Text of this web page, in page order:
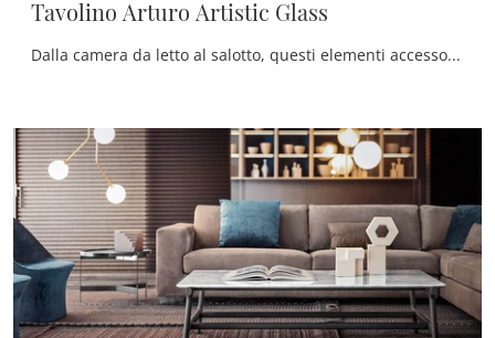
Tavolino Arturo Artistic Glass
Dalla camera da letto al salotto, questi elementi accessori sono oggetti essenziali per ultimare al meglio le qualità pratiche e le doti estetiche ...